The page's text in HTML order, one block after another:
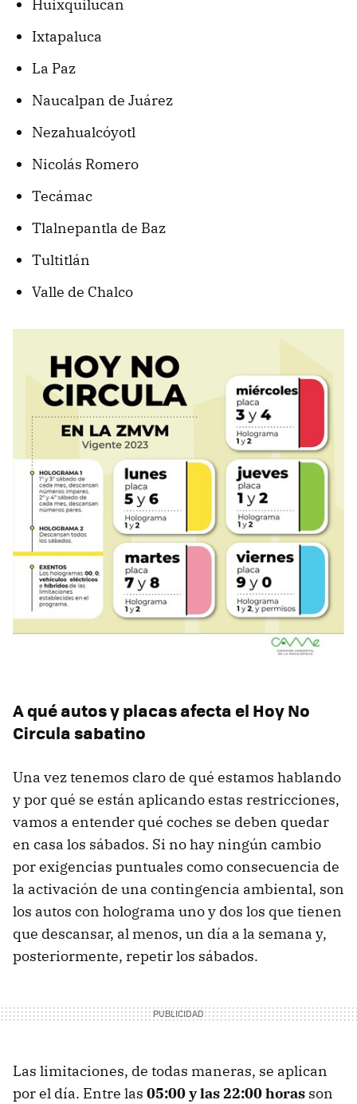
Huixquilucan
Ixtapaluca
La Paz
Naucalpan de Juárez
Nezahualcóyotl
Nicolás Romero
Tecámac
Tlalnepantla de Baz
Tultitlán
Valle de Chalco
A qué autos y placas afecta el Hoy No
Circula sabatino
Una vez tenemos claro de qué estamos hablando
y por qué se están aplicando estas restricciones,
vamos a entender qué coches se deben quedar
en casa los sábados. Si no hay ningún cambio
por exigencias puntuales como consecuencia de
la activación de una contingencia ambiental, son
los autos con holograma uno y dos los que tienen
que descansar, al menos, un día a la semana y,
posteriormente, repetir los sábados.
Las limitaciones, de todas maneras, se aplican
por el día. Entre las 05:00 y las 22:00 horas son